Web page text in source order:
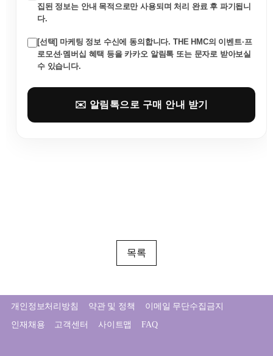
집된 정보는 안내 목적으로만 사용되며 처리 완료 후 파기됩니
다.
[선택] 마케팅 정보 수신에 동의합니다. THE HMC의 이벤트·프
로모션·멤버십 혜택 등을 카카오 알림톡 또는 문자로 받아보실
수 있습니다.
✉️ 알림톡으로 구매 안내 받기
목록
개인정보처리방침 약관 및 정책
이메일 무단수집금지
인재채용
고객센터 사이트맵 FAQ